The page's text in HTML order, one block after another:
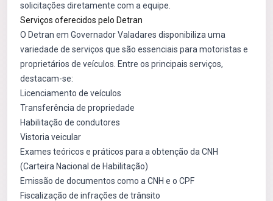
solicitações diretamente com a equipe.
Serviços oferecidos pelo Detran
O Detran em Governador Valadares disponibiliza uma
variedade de serviços que são essenciais para motoristas e
proprietários de veículos. Entre os principais serviços,
destacam-se:
Licenciamento de veículos
Transferência de propriedade
Habilitação de condutores
Vistoria veicular
Exames teóricos e práticos para a obtenção da CNH
(Carteira Nacional de Habilitação)
Emissão de documentos como a CNH e o CPF
Fiscalização de infrações de trânsito